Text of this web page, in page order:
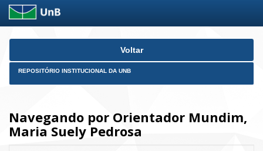
Skip
Voltar
REPOSITÓRIO INSTITUCIONAL DA UNB
Navegando por Orientador Mundim,
Maria Suely Pedrosa